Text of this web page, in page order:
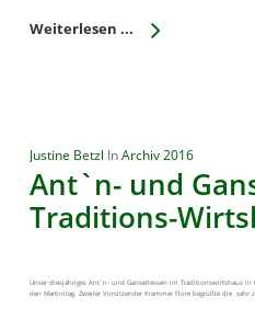
Weiterlesen ...
Justine Betzl InArchiv 2016
Ant`n- und
Traditions-
Unser diesjähriges Ant`n- und Ganserlessen im Traditionswirtshaus in
den Martinitag. Zweiter Vorsitzender Krammer Flore begrüßte die sehr